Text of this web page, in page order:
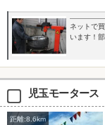
ネットで
います！
児玉モータース
距離:8.6km